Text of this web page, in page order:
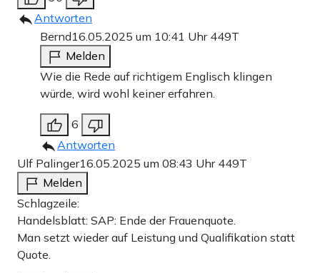
Antworten
Bernd16.05.2025 um 10:41 Uhr 449T
Melden
Wie die Rede auf richtigem Englisch klingen
würde, wird wohl keiner erfahren.
6
Antworten
Ulf Palinger16.05.2025 um 08:43 Uhr 449T
Melden
Schlagzeile:
Handelsblatt: SAP: Ende der Frauenquote.
Man setzt wieder auf Leistung und Qualifikation statt
Quote.